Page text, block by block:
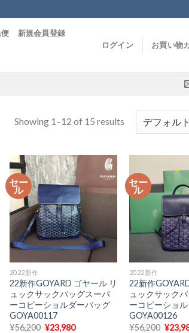
新規会員登録
ログイン お買い物
Showing 1–12 of 15 results
セー
ル
2022新作
22新作GOYARD ゴヤール リ
ュックサックバッグスーパ
ーコピーショルダーバッグ
GOYA00117
¥56,200 元
¥23,980現
セー
ル
2022新作
22新作
ュックサック
ーコピーショ
GOYA00126
¥56,200 元
¥